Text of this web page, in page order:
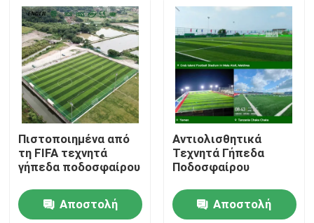
Αρχική
Προϊόντα
Πιστοποιημένα από
τη FIFA τεχνητά
γήπεδα ποδοσφαίρου
Αποστολή
Αντιολισθητικά
Τεχνητά Γήπεδα
Ποδοσφαίρου
Αποστολή